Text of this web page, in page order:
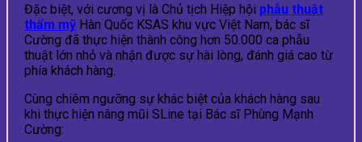
Đặc biệt, với cương vị là Chủ tịch Hiệp hội phẫu thuật
thẩm mỹ Hàn Quốc KSAS khu vực Việt Nam, bác sĩ
Cường đã thực hiện thành công hơn 50.000 ca phẫu
thuật lớn nhỏ và nhận được sự hài lòng, đánh giá cao từ
phía khách hàng.
Cùng chiêm ngưỡng sự khác biệt của khách hàng sau
khi thực hiện nâng mũi SLine tại Bác sĩ Phùng Mạnh
Cường: